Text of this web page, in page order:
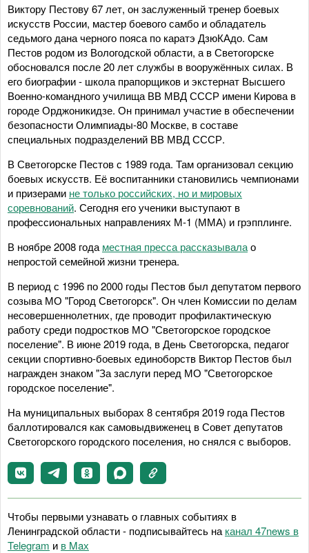
Виктору Пестову 67 лет, он заслуженный тренер боевых
искусств России, мастер боевого самбо и обладатель
седьмого дана черного пояса по каратэ ДзюКАдо. Сам
Пестов родом из Вологодской области, а в Светогорске
обосновался после 20 лет службы в вооружённых силах. В
его биографии - школа прапорщиков и экстернат Высшего
Военно-командного училища ВВ МВД СССР имени Кирова в
городе Орджоникидзе. Он принимал участие в обеспечении
безопасности Олимпиады-80 Москве, в составе
специальных подразделений ВВ МВД СССР.
В Светогорске Пестов с 1989 года. Там организовал секцию
боевых искусств. Её воспитанники становились чемпионами
и призерами не только российских, но и мировых
соревнований. Сегодня его ученики выступают в
профессиональных направлениях М-1 (ММА) и грэпплинге.
В ноябре 2008 года местная пресса рассказывалао
непростой семейной жизни тренера.
В период с 1996 по 2000 годы Пестов был депутатом первого
созыва МО "Город Светогорск". Он член Комиссии по делам
несовершеннолетних, где проводит профилактическую
работу среди подростков МО "Светогорское городское
поселение". В июне 2019 года, в День Светогорска, педагог
секции спортивно-боевых единоборств Виктор Пестов был
награжден знаком "За заслуги перед МО "Светогорское
городское поселение".
На муниципальных выборах 8 сентября 2019 года Пестов
баллотировался как самовыдвиженец в Совет депутатов
Светогорского городского поселения, но снялся с выборов.
Чтобы первыми узнавать о главных событиях в
Ленинградской области - подписывайтесь на канал 47news в
Telegram и в Maх